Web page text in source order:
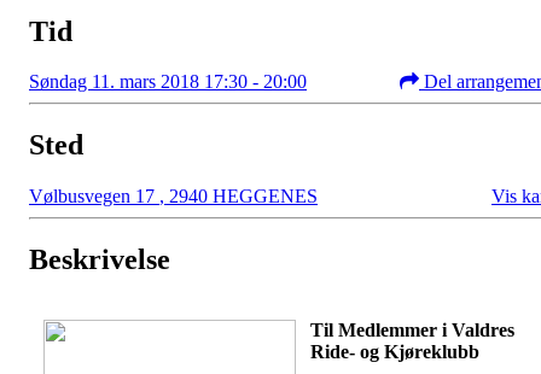
Tid
Søndag 11. mars 2018 17:30 - 20:00 Del
Sted
Vølbusvegen 17 , 2940 HEGGENES Vis
Beskrivelse
Til Medlemmer i Valdres
Ride- og Kjøreklubb